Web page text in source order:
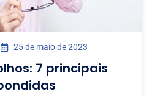
25 de maio de 2023
7 principais